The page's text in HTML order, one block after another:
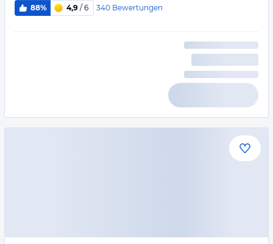
88% 4,9 / 6 340 Bewertungen